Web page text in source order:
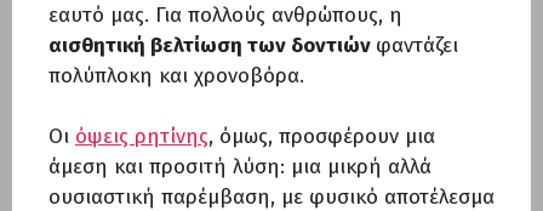
εαυτό μας. Για πολλούς ανθρώπους, η
αισθητική βελτίωση των δοντιών φαντάζει
πολύπλοκη και χρονοβόρα.
Οι όψεις ρητίνης, όμως, προσφέρουν μια
άμεση και προσιτή λύση: μια μικρή αλλά
ουσιαστική παρέμβαση, με φυσικό αποτέλεσμα